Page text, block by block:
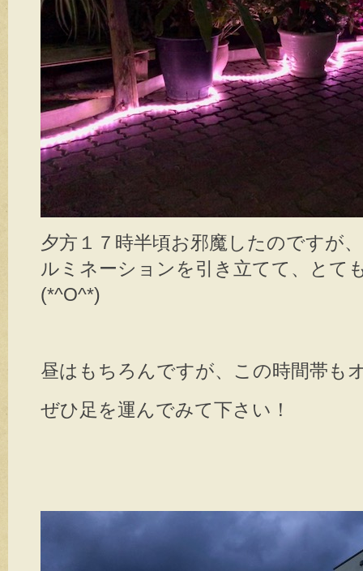
夕方１７時半頃お邪魔したのですが
ルミネーションを引き立てて、とて
(*^O^*)
昼はもちろんですが、この時間帯も
ぜひ足を運んでみて下さい！